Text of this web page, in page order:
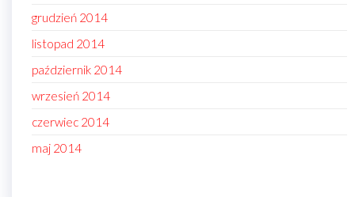
grudzień 2014
listopad 2014
październik 2014
wrzesień 2014
czerwiec 2014
maj 2014